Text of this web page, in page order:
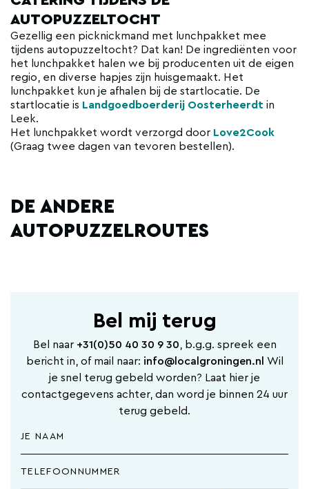
AUTOPUZZELTOCHT
Gezellig een picknickmand met lunchpakket mee
tijdens autopuzzeltocht? Dat kan! De ingrediënten voor
het lunchpakket halen we bij producenten uit de eigen
regio, en diverse hapjes zijn huisgemaakt. Het
lunchpakket kun je afhalen bij de startlocatie. De
startlocatie is Landgoedboerderij Oosterheerdt in
Leek.
Het lunchpakket wordt verzorgd door Love2Cook
(Graag twee dagen van tevoren bestellen).
DE ANDERE
AUTOPUZZELROUTES
Bel mij terug
Bel naar +31(0)50 40 30 9 30 , b.g.g. spreek een
bericht in, of mail naar: info@localgroningen.nl Wil
je snel terug gebeld worden? Laat hier je
contactgegevens achter, dan word je binnen 24 uur
terug gebeld.